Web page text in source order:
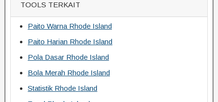
TOOLS TERKAIT
Paito Warna Rhode Island
Paito Harian Rhode Island
Pola Dasar Rhode Island
Bola Merah Rhode Island
Statistik Rhode Island